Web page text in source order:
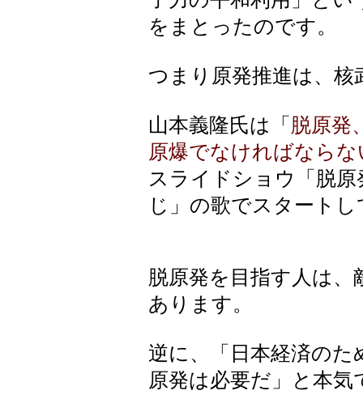
をまとったのです。
つまり原発推進は、
山本義隆氏は「 脱原発
原爆でなければならな
スライドショウ「脱
じ」の歌でスタート
脱原発を目指す人は
あります。
逆に、「日本経済のた
原発は必要だ」と本